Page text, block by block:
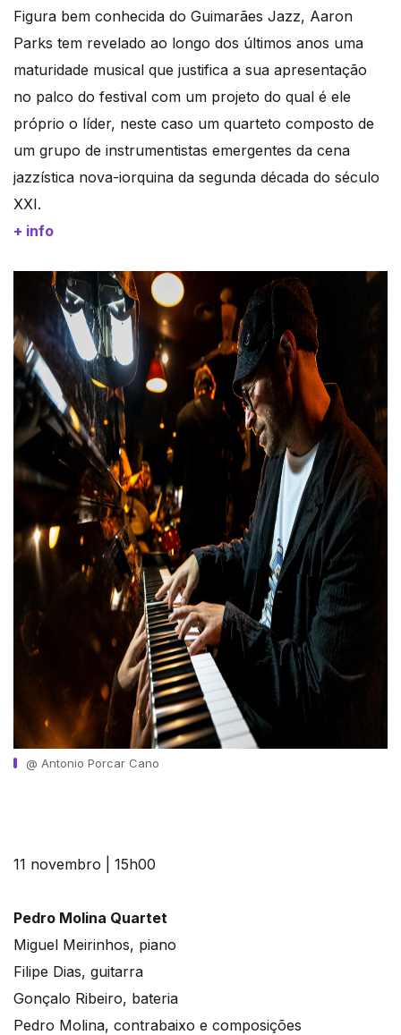
Figura bem conhecida do Guimarães Jazz, Aaron
Parks tem revelado ao longo dos últimos anos uma
maturidade musical que justifica a sua apresentação
no palco do festival com um projeto do qual é ele
próprio o líder, neste caso um quarteto composto de
um grupo de instrumentistas emergentes da cena
jazzística nova-iorquina da segunda década do século
XXI.
+ info
@ Antonio Porcar Cano
11 novembro | 15h00
Pedro Molina Quartet
Miguel Meirinhos, piano
Filipe Dias, guitarra
Gonçalo Ribeiro, bateria
Pedro Molina, contrabaixo e composições